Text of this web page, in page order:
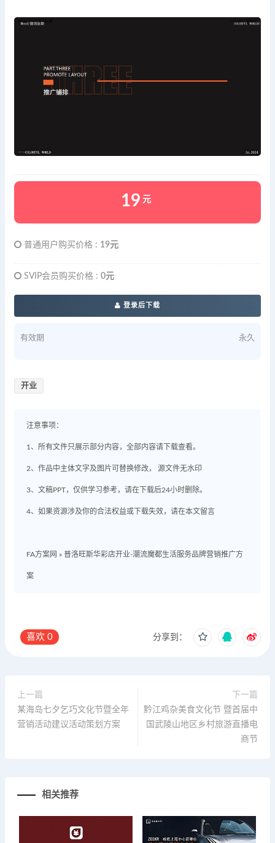
19 元
普通用户购买价格 : 19元
SVIP会员购买价格 : 0元
登录后下载
有效期 永久
开业
注意事项：
1、所有文件只展示部分内容，全部内容请下载查看。
2、作品中主体文字及图片可替换修改， 源文件无水印
3、文稿PPT，仅供学习参考，请在下载后24小时删除。
4、如果资源涉及你的合法权益或下载失效，请在本文留言
FA方案网 » 普洛旺斯华彩店开业-潮流魔都生活服务品牌营销推广方
案
喜欢 0 分享到：
上一篇
某海岛七夕乞巧文化节暨全年
营销活动建议活动策划方案
下一篇
黔江鸡杂美食文化节 暨首届中
国武陵山地区乡村旅游直播电
商节
相关推荐